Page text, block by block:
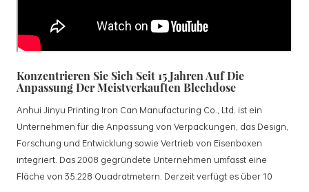
Konzentrieren Sie Sich Seit 15 Jahren Auf Die
Anpassung Der Meistverkauften Blechdose
Anhui Jinyu Printing Iron Can Manufacturing Co., Ltd. ist ein
Unternehmen für die Anpassung von Verpackungen, das Design,
Forschung und Entwicklung sowie Vertrieb von Eisenboxen
integriert. Das 2008 gegründete Unternehmen umfasst eine
Fläche von 35.228 Quadratmetern. Derzeit verfügt es über 10